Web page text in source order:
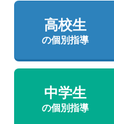
高校生
の個別指導
中学生
の個別指導